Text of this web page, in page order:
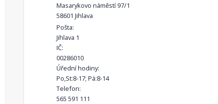
Masarykovo náměstí 97/1
58601 Jihlava
Pošta:
Jihlava 1
IČ:
00286010
Úřední hodiny:
Po,St:8-17; Pá:8-14
Telefon:
565 591 111